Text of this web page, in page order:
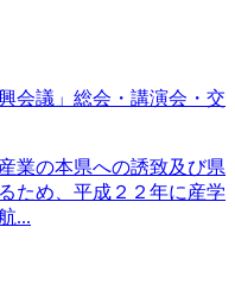
会議」総会・講演会・交
業の本県への誘致及び県
ため、平成２２年に産学
...